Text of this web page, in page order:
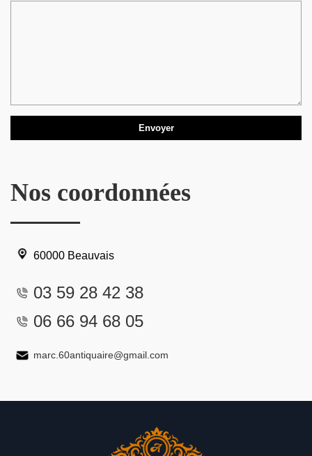
Nos coordonnées
60000 Beauvais
03 59 28 42 38
06 66 94 68 05
marc.60antiquaire@gmail.com